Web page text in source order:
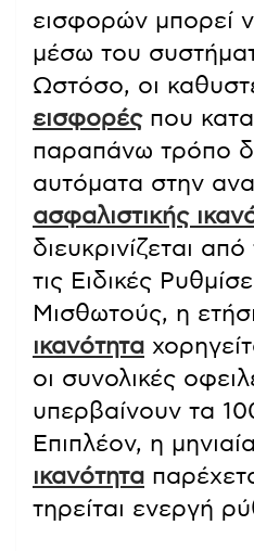
εισφορών μπορεί
μέσω του
Ωστόσο, οι
εισφορέςπου
παραπάνω τρόπο
αυτόματα στην
ασφαλιστικής
διευκρινίζεται από
τις Ειδικές
Μισθωτούς, η
ικανότητα
οι συνολικές
υπερβαίνουν τα
Επιπλέον, η μηνιαία
ικανότητα
τηρείται ενεργή